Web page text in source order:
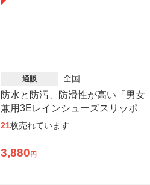
通販 全国
防水と防汚、防滑性が高い「男女
兼用3Eレインシューズスリッポ
ン」
21枚売れています
3,880 円